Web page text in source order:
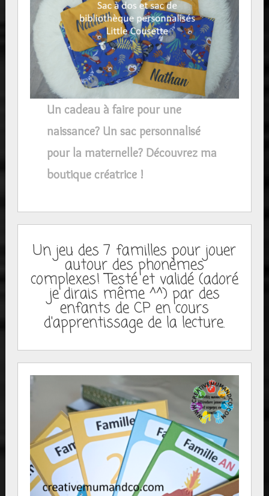
Un cadeau à faire pour une
naissance? Un sac personnalisé
pour la maternelle? Découvrez ma
boutique créatrice !
Un jeu des 7 familles pour jouer
autour des phonèmes
complexes! Testé et validé (adoré
je dirais même ^^) par des
enfants de CP en cours
d'apprentissage de la lecture.